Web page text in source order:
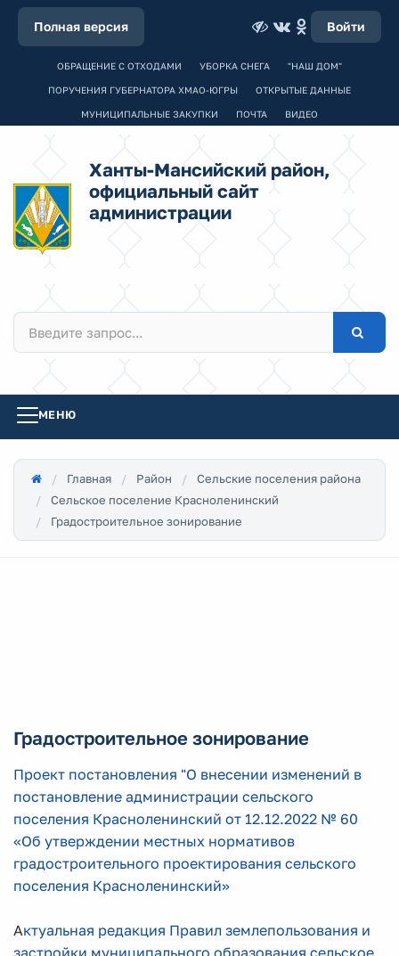
Полная версия Войти
ОБРАЩЕНИЕ С ОТХОДАМИ УБОРКА СНЕГА "НАШ ДОМ"
ПОРУЧЕНИЯ ГУБЕРНАТОРА ХМАО-ЮГРЫ ОТКРЫТЫЕ ДАННЫЕ
МУНИЦИПАЛЬНЫЕ ЗАКУПКИ ПОЧТА ВИДЕО
Ханты-Мансийский район,
официальный сайт
администрации
МЕНЮ
Главная Район
Сельские поселения района
Сельское поселение Красноленинский
Градостроительное зонирование
Градостроительное зонирование
Проект постановления "О внесении изменений в
постановление администрации сельского
поселения Красноленинский от 12.12.2022 № 60
«Об утверждении местных нормативов
градостроительного проектирования сельского
поселения Красноленинский»
Актуальная редакция Правил землепользования и
застройки муниципального образования сельское